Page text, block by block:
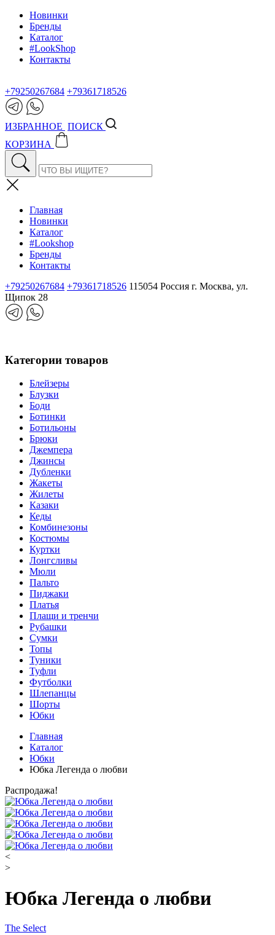
Новинки
Бренды
Каталог
#LookShop
Контакты
+79250267684 +79361718526
ИЗБРАННОЕ ПОИСК
КОРЗИНА
Главная
Новинки
Каталог
#Lookshop
Бренды
Контакты
+79250267684 +79361718526 115054 Россия г. Москва, ул.
Щипок 28
Категории товаров
Блейзеры
Блузки
Боди
Ботинки
Ботильоны
Брюки
Джемпера
Джинсы
Дубленки
Жакеты
Жилеты
Казаки
Кеды
Комбинезоны
Костюмы
Куртки
Лонгсливы
Мюли
Пальто
Пиджаки
Платья
Плащи и тренчи
Рубашки
Сумки
Топы
Туники
Туфли
Футболки
Шлепанцы
Шорты
Юбки
Главная
Каталог
Юбки
Юбка Легенда о любви
Распродажа!
<
>
Юбка Легенда о любви
The Select